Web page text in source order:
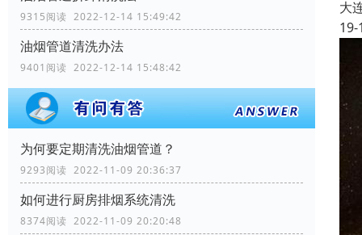
9315阅读 2022-12-14 15:49:42
油烟管道清洗办法
9401阅读 2022-12-14 15:48:42
为何要定期清洗油烟管道？
9293阅读 2022-11-09 20:36:37
如何进行厨房排烟系统清洗
8374阅读 2022-11-09 20:20:48
大
19-